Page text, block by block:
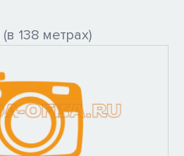
(в 138 метрах)